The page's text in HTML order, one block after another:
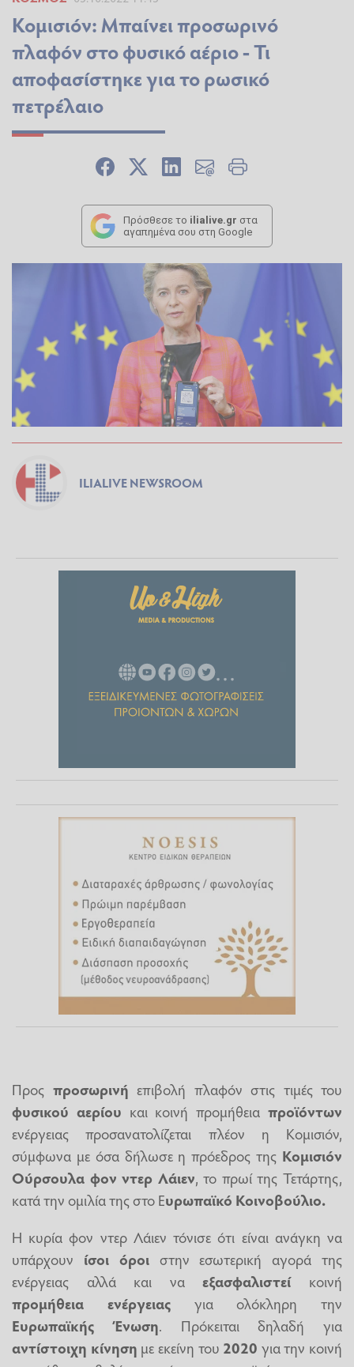
Κομισιόν: Μπαίνει προσωρινό
πλαφόν στο φυσικό αέριο - Τι
αποφασίστηκε για το ρωσικό
πετρέλαιο
Πρόσθεσε το ilialive.gr στα
αγαπημένα σου στη Google
ILIALIVE NEWSROOM
Προς προσωρινή επιβολή πλαφόν στις τιμές του
φυσικού αερίου και κοινή προμήθειαπροϊόντων
ενέργειας προσανατολίζεται πλέον η Κομισιόν,
σύμφωνα με όσα δήλωσε η πρόεδρος της Κομισιόν
Ούρσουλα φον ντερ Λάιεν, το πρωί της Τετάρτης,
κατά την ομιλία της στο Ευρωπαϊκό Κοινοβούλιο.
Η κυρία φον ντερ Λάιεν τόνισε ότι είναι ανάγκη να
υπάρχουν ίσοι όροιστην εσωτερική αγορά της
ενέργειας αλλά και ναεξασφαλιστείκοινή
προμήθεια
ενέργειαςγια ολόκληρη την
Ευρωπαϊκής
Ένωση. Πρόκειται δηλαδή για
αντίστοιχη κίνηση με εκείνη του 2020 για την κοινή